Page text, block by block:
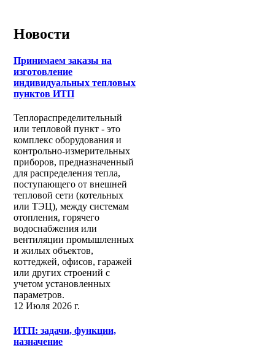
Новости
Принимаем заказы на
изготовление
индивидуальных тепловых
пунктов ИТП
Теплораспределительный
или тепловой пункт - это
комплекс оборудования и
контрольно-измерительных
приборов, предназначенный
для распределения тепла,
поступающего от внешней
тепловой сети (котельных
или ТЭЦ), между системам
отопления, горячего
водоснабжения или
вентиляции промышленных
и жилых объектов,
коттеджей, офисов, гаражей
или других строений с
учетом установленных
параметров.
12 Июля 2026 г.
ИТП: задачи, функции,
назначение